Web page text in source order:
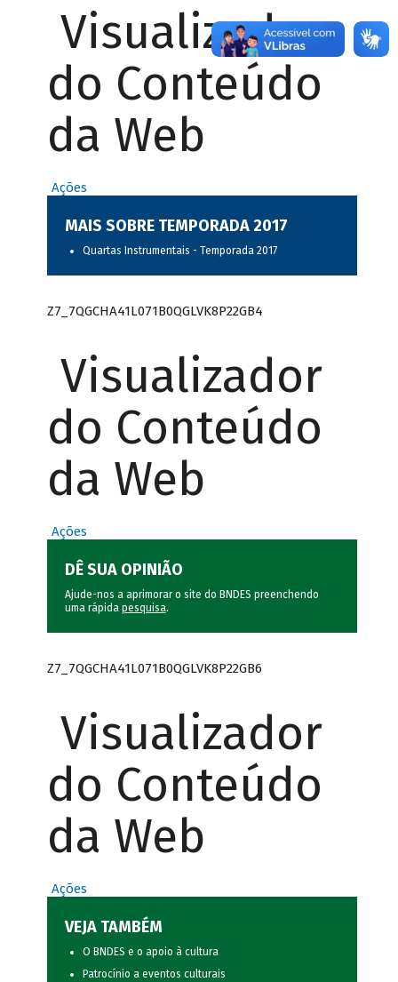
Visualizador
do Conteúdo
da Web
Ações
MAIS SOBRE TEMPORADA 2017
Quartas Instrumentais - Temporada 2017
Z7_7QGCHA41L071B0QGLVK8P22GB4
Visualizador
do Conteúdo
da Web
Ações
DÊ SUA OPINIÃO
Ajude-nos a aprimorar o site do BNDES preenchendo
uma rápida pesquisa.
Z7_7QGCHA41L071B0QGLVK8P22GB6
Visualizador
do Conteúdo
da Web
Ações
VEJA TAMBÉM
O BNDES e o apoio à cultura
Patrocínio a eventos culturais